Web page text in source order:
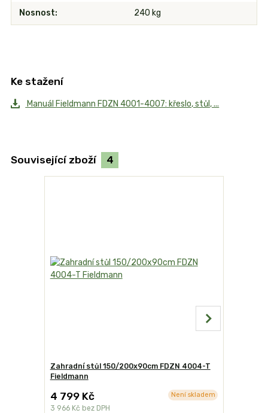
Nosnost 240 kg
Ke stažení
Manuál Fieldmann FDZN 4001-4007: křeslo, stůl, ...
Související zboží 4
Zahradní stůl 150/200x90cm FDZN 4004-T
Fieldmann
4 799 Kč
3 966 Kč bez DPH
Není skladem